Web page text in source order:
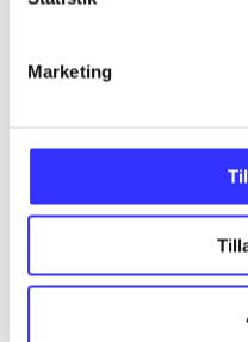
Marketing
Alle registrerede artikler
...